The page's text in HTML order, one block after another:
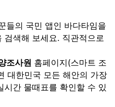
들의 국민 앱인 바다타임을
검색해 보세요. 직관적으로
조사원 홈페이지(스마트 조
대한민국 모든 해안의 가장
시간 물때표를 확인할 수 있